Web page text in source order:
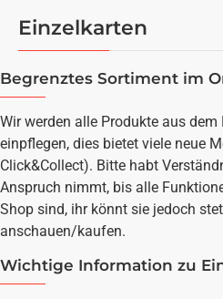
Einzelkarten
Begrenztes Sortiment im
Wir werden alle Produkte aus
einpflegen, dies bietet viele neue
Click&Collect). Bitte habt
Anspruch nimmt, bis alle
Shop sind, ihr könnt sie jedoch
anschauen/kaufen.
Wichtige Information zu